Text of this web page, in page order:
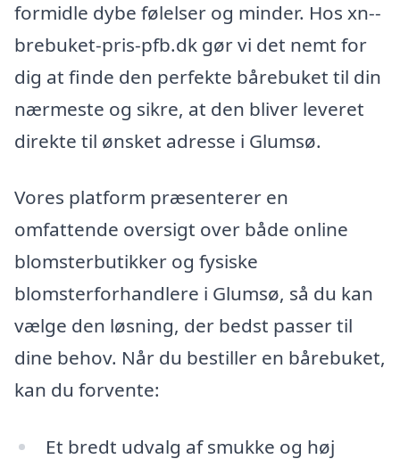
formidle dybe følelser og minder. Hos xn--
brebuket-pris-pfb.dk gør vi det nemt for
dig at finde den perfekte bårebuket til din
nærmeste og sikre, at den bliver leveret
direkte til ønsket adresse i Glumsø.
Vores platform præsenterer en
omfattende oversigt over både online
blomsterbutikker og fysiske
blomsterforhandlere i Glumsø, så du kan
vælge den løsning, der bedst passer til
dine behov. Når du bestiller en bårebuket,
kan du forvente:
Et bredt udvalg af smukke og høj